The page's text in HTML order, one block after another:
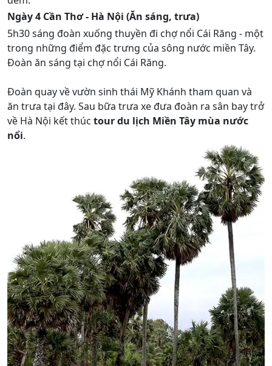
Ngày 4 Cần Thơ - Hà Nội (Ăn sáng, trưa)
5h30 sáng đoàn xuống thuyền đi chợ nổi Cái Răng - một
trong những điểm đặc trưng của sông nước miền Tây.
Đoàn ăn sáng tại chợ nổi Cái Răng.
Đoàn quay về vườn sinh thái Mỹ Khánh tham quan và
ăn trưa tại đây. Sau bữa trưa xe đưa đoàn ra sân bay trở
về Hà Nội kết thúc tour du lịch Miền Tây mùa nước
nổi.